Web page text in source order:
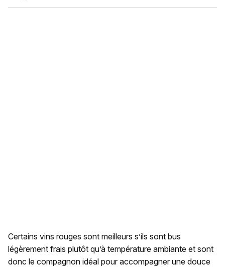
Certains vins rouges sont meilleurs s’ils sont bus
légèrement frais plutôt qu’à température ambiante et sont
donc le compagnon idéal pour accompagner une douce